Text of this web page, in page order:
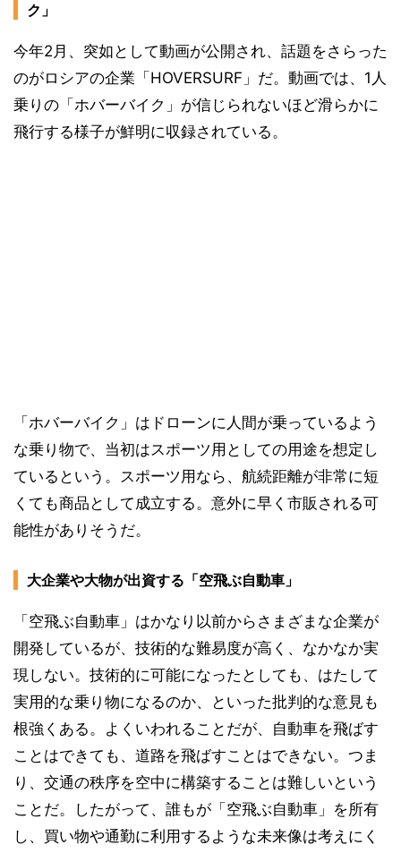
ク」
今年2月、突如として動画が公開され、話題をさらった
のがロシアの企業「HOVERSURF」だ。動画では、1人
乗りの「ホバーバイク」が信じられないほど滑らかに
飛行する様子が鮮明に収録されている。
「ホバーバイク」はドローンに人間が乗っているよう
な乗り物で、当初はスポーツ用としての用途を想定し
ているという。スポーツ用なら、航続距離が非常に短
くても商品として成立する。意外に早く市販される可
能性がありそうだ。
大企業や大物が出資する「空飛ぶ自動車」
「空飛ぶ自動車」はかなり以前からさまざまな企業が
開発しているが、技術的な難易度が高く、なかなか実
現しない。技術的に可能になったとしても、はたして
実用的な乗り物になるのか、といった批判的な意見も
根強くある。よくいわれることだが、自動車を飛ばす
ことはできても、道路を飛ばすことはできない。つま
り、交通の秩序を空中に構築することは難しいという
ことだ。したがって、誰もが「空飛ぶ自動車」を所有
し、買い物や通勤に利用するような未来像は考えにく